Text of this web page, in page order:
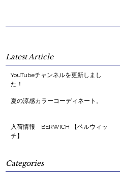
Latest Article
YouTubeチャンネルを更新しまし
た！
夏の涼感カラーコーディネート。
入荷情報 BERWICH 【ベルウィッ
チ】
Categories